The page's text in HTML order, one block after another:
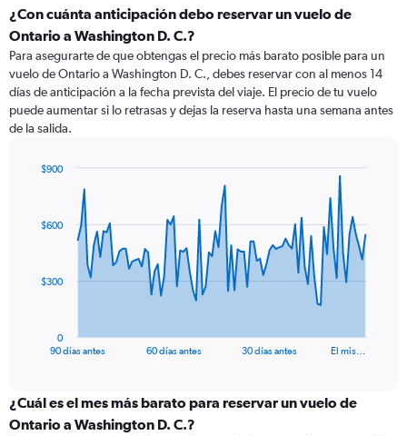
¿Con cuánta anticipación debo reservar un vuelo de
Ontario a Washington D. C.?
Para asegurarte de que obtengas el precio más barato posible para un
vuelo de Ontario a Washington D. C., debes reservar con al menos 14
días de anticipación a la fecha prevista del viaje. El precio de tu vuelo
puede aumentar si lo retrasas y dejas la reserva hasta una semana antes
de la salida.
data
The
categories.
Range:
90 días antes 60 días antes 30 días antes El mis…
0
$300
$600
$900
¿Cuál es el mes más barato para reservar un vuelo de
Ontario a Washington D. C.?